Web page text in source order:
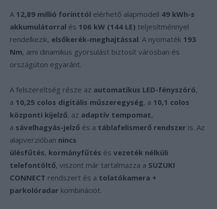
A 12,89 millió forinttól elérhető alapmodell 49 kWh-s
akkumulátorral és 106 kW (144 LE) teljesítménnyel
rendelkezik, elsőkerék-meghajtással. A nyomaték 193
Nm, ami dinamikus gyorsulást biztosít városban és
országúton egyaránt.
A felszereltség része az automatikus LED-fényszóró,
a 10,25 colos digitális műszeregység, a 10,1 colos
központi kijelző, az adaptív tempomat,
a sávelhagyás-jelző és a táblafelismerő rendszer is. Az
alapverzióban nincs
ülésfűtés, kormányfűtés és vezeték nélküli
telefontöltő, viszont már tartalmazza a SUZUKI
CONNECT rendszert és a tolatókamera +
parkolóradar kombinációt.